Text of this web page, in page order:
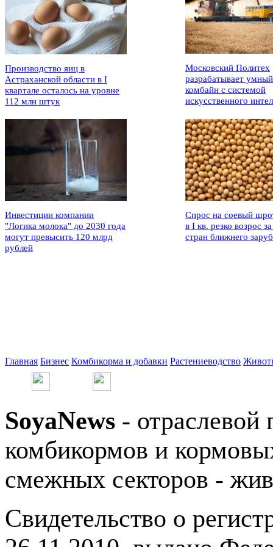
Производство яиц в
Астраханской области в I
квартале осталось на уровне
112 млн штук
Московский Политех
разрабатывает умный
комбайн с системой
искусственного
Инвестиции компании
"Логика молока" до 2030 года
могут превысить 120 млрд
рублей
Спрос на соевый
в I кв. резко возрос
стран ближнего
Главная Бизнес Комбикорма и добавки Растениеводство
SoyaNews - отраслевой
комбикормов и
смежных секторов -
Свидетельство о